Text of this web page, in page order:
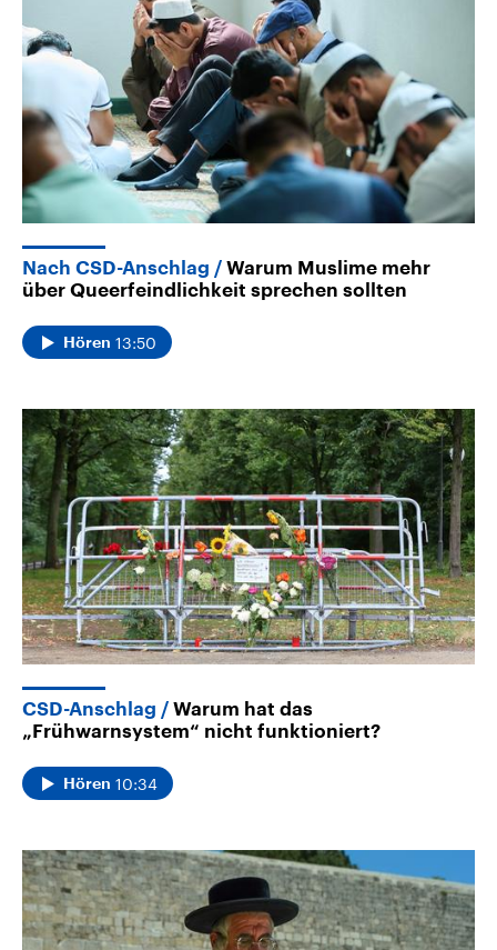
Nach CSD-Anschlag
Warum Muslime mehr
über Queerfeindlichkeit sprechen sollten
Hören 13:50
CSD-Anschlag
Warum hat das
„Frühwarnsystem“ nicht funktioniert?
Hören 10:34